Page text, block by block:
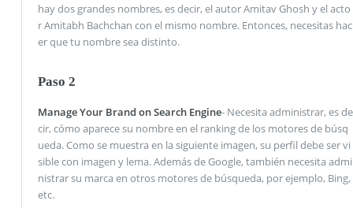
hay dos grandes nombres, es decir, el autor Amitav Ghosh y el acto
r Amitabh Bachchan con el mismo nombre. Entonces, necesitas hac
er que tu nombre sea distinto.
Paso 2
Manage Your Brand on Search Engine- Necesita administrar, es de
cir, cómo aparece su nombre en el ranking de los motores de búsq
ueda. Como se muestra en la siguiente imagen, su perfil debe ser vi
sible con imagen y lema. Además de Google, también necesita admi
nistrar su marca en otros motores de búsqueda, por ejemplo, Bing,
etc.